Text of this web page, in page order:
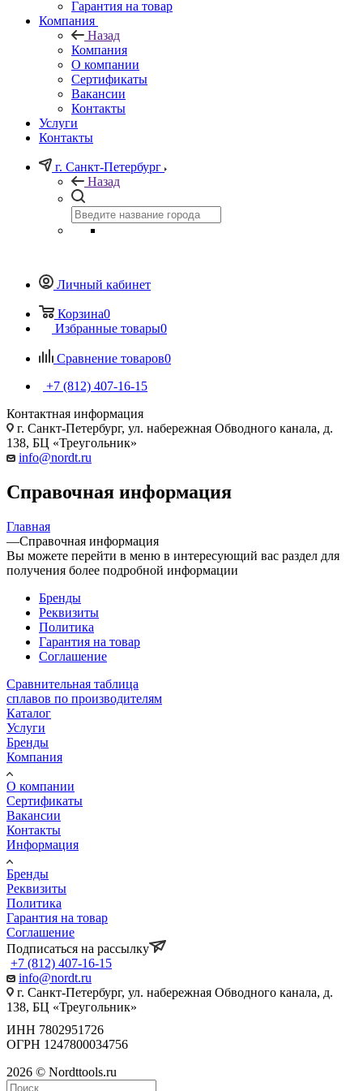
Гарантия на товар
Компания
Назад
Компания
О компании
Сертификаты
Вакансии
Контакты
Услуги
Контакты
г. Санкт-Петербург
Назад
Личный кабинет
Корзина0
Избранные товары0
Сравнение товаров0
+7 (812) 407-16-15
Контактная информация
г. Санкт-Петербург, ул. набережная Обводного канала, д.
138, БЦ «Треугольник»
info@nordt.ru
Справочная информация
Главная
—Справочная информация
Вы можете перейти в меню в интересующий вас раздел для
получения более подробной информации
Бренды
Реквизиты
Политика
Гарантия на товар
Соглашение
Сравнительная таблица
сплавов по производителям
Каталог
Услуги
Бренды
Компания
О компании
Сертификаты
Вакансии
Контакты
Информация
Бренды
Реквизиты
Политика
Гарантия на товар
Соглашение
Подписаться на рассылку
+7 (812) 407-16-15
info@nordt.ru
г. Санкт-Петербург, ул. набережная Обводного канала, д.
138, БЦ «Треугольник»
ИНН 7802951726
ОГРН 1247800034756
2026 © Nordttools.ru